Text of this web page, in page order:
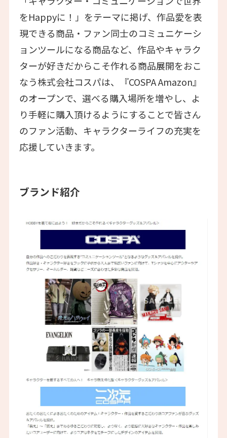
をHappyに！」をテーマに掲げ、作品愛を表
現できる商品・ファン同士のコミュニケーシ
ョンツールになる商品など、作品やキャラク
ターが好きだからこそ作れる商品展開をおこ
なう株式会社コスパは、『COSPA Amazon』
のオープンで、選べる購入場所を増やし、よ
り手軽に購入頂けるようにすることで皆さん
のファン活動、キャラクターライフの充実を
応援していきます。
ブランド紹介